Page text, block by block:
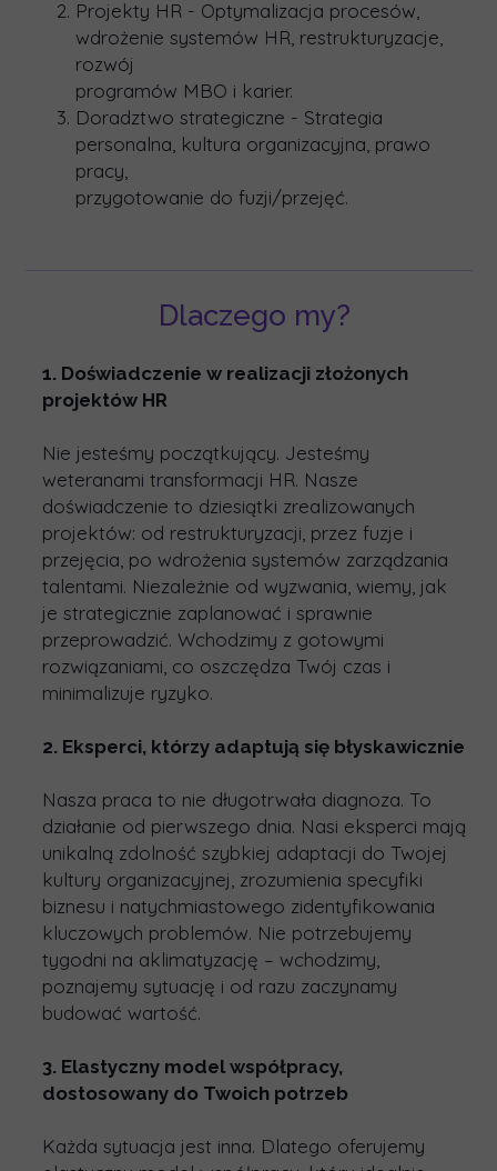
Projekty HR - Optymalizacja procesów,
wdrożenie systemów HR, restrukturyzacje,
rozwój
programów MBO i karier.
Doradztwo strategiczne - Strategia
personalna, kultura organizacyjna, prawo
pracy,
przygotowanie do fuzji/przejęć.
Dlaczego my?
1. Doświadczenie w realizacji złożonych
projektów HR
Nie jesteśmy początkujący. Jesteśmy
weteranami transformacji HR. Nasze
doświadczenie to dziesiątki zrealizowanych
projektów: od restrukturyzacji, przez fuzje i
przejęcia, po wdrożenia systemów zarządzania
talentami. Niezależnie od wyzwania, wiemy, jak
je strategicznie zaplanować i sprawnie
przeprowadzić. Wchodzimy z gotowymi
rozwiązaniami, co oszczędza Twój czas i
minimalizuje ryzyko.
2. Eksperci, którzy adaptują się błyskawicznie
Nasza praca to nie długotrwała diagnoza. To
działanie od pierwszego dnia. Nasi eksperci mają
unikalną zdolność szybkiej adaptacji do Twojej
kultury organizacyjnej, zrozumienia specyfiki
biznesu i natychmiastowego zidentyfikowania
kluczowych problemów. Nie potrzebujemy
tygodni na aklimatyzację – wchodzimy,
poznajemy sytuację i od razu zaczynamy
budować wartość.
3. Elastyczny model współpracy,
dostosowany do Twoich potrzeb
Każda sytuacja jest inna. Dlatego oferujemy